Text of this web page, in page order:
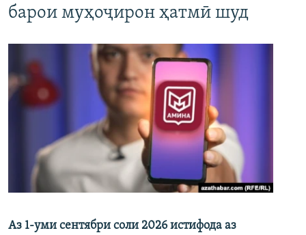
барои муҳоҷирон ҳатмӣ шуд
Аз 1-уми сентябри соли 2026 истифода аз